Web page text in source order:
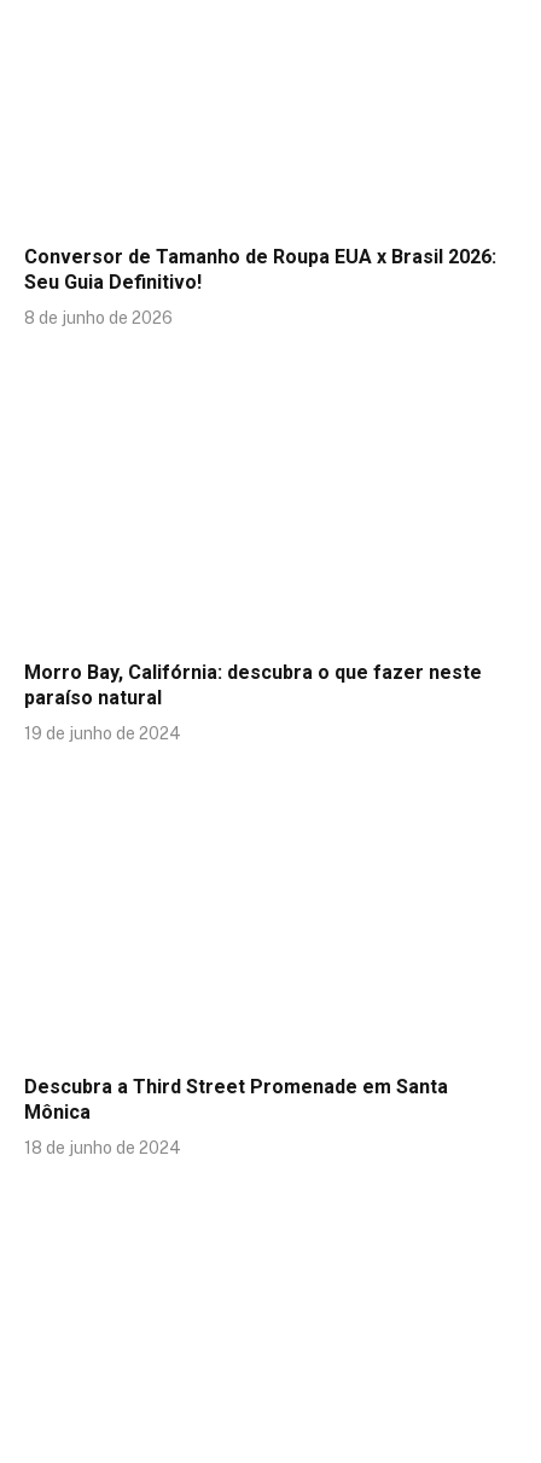
Conversor de Tamanho de Roupa EUA x Brasil 2026:
Seu Guia Definitivo!
8 de junho de 2026
Morro Bay, Califórnia: descubra o que fazer neste
paraíso natural
19 de junho de 2024
Descubra a Third Street Promenade em Santa
Mônica
18 de junho de 2024